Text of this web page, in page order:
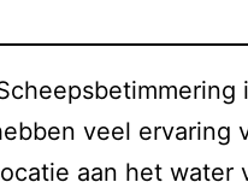
veel
aan het water